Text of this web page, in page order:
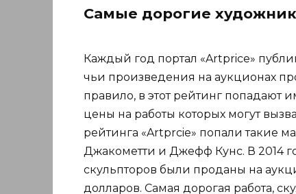
Самые дорогие
Каждый год портал «Artprice»
чьи произведения на аукционах
правило, в этот рейтинг попадают
цены на работы которых могут
рейтинга «Artprcie» попали такие
Джакометти и Джефф Кунс. В 2014
скульпторов были проданы на
долларов. Самая дорогая работа,